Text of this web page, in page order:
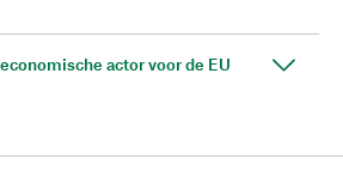
actor voor de EU